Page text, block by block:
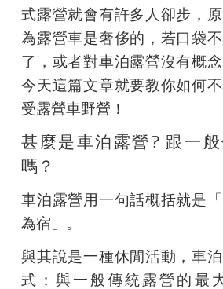
式露營就會有許多人卻步，
為露營車是奢侈的，若口袋
了，或者對車泊露營沒有概念
今天這篇文章就要教你如何
受露營車野營！
甚麼是車泊露營? 跟一
嗎？
車泊露營用一句話概括就是
為宿」。
與其說是一種休閒活動，車
式；與一般傳統露營的最